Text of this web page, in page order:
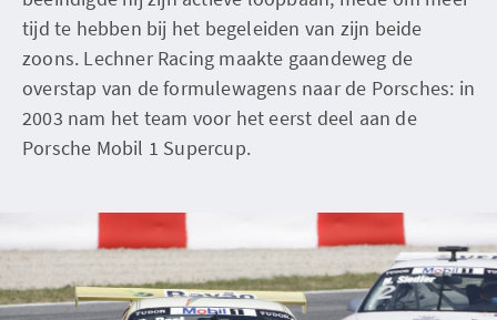
tijd te hebben bij het begeleiden van zijn beide
zoons. Lechner Racing maakte gaandeweg de
overstap van de formulewagens naar de Porsches: in
2003 nam het team voor het eerst deel aan de
Porsche Mobil 1 Supercup.